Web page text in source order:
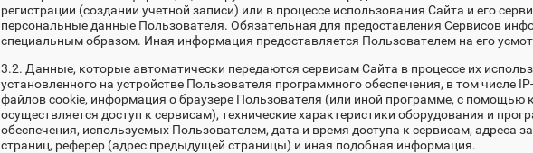
регистрации (создании учетной записи) или в процессе использования Сайта и его
персональные данные Пользователя. Обязательная для предоставления Сервисов
специальным образом. Иная информация предоставляется Пользователем на его
3.2. Данные, которые автоматически передаются сервисам Сайта в процессе их
установленного на устройстве Пользователя программного обеспечения, в том числе
файлов cookie, информация о браузере Пользователя (или иной программе, с помощью
осуществляется доступ к сервисам), технические характеристики оборудования и
обеспечения, используемых Пользователем, дата и время доступа к сервисам, адреса
страниц, реферер (адрес предыдущей страницы) и иная подобная информация.